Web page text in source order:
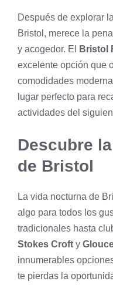
Después de explorar
Bristol, merece la
y acogedor. El
Bristol
excelente opción que
comodidades
lugar perfecto para
actividades del
Descubre
de Bristol
La vida nocturna de
algo para todos los
tradicionales hasta
Stokes Croft y
innumerables
te pierdas la